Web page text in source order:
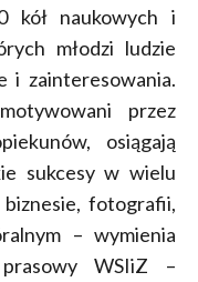
kół naukowych i
młodzi ludzie
i zainteresowania.
przez
osiągają
sukcesy w wielu
biznesie, fotografii,
– wymienia
WSIiZ –